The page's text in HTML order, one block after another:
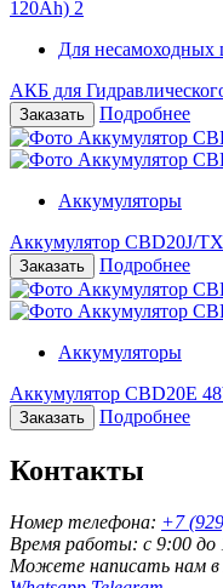
Для несамоходных
АКБ для
Подробнее
Аккумуляторы
Аккумулятор CBD20J/
Подробнее
Аккумуляторы
Аккумулятор CBD20E
Подробнее
Контакты
Номер телефона: +7
Время работы: с 9:00 до
Можете написать нам